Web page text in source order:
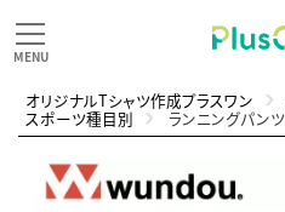
オリジナルTシャツ作成プラスワン
スポーツ種目別 ランニングパンツ